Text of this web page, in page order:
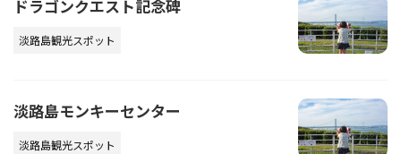
ドラゴンクエスト記念碑
淡路島観光スポット
淡路島モンキーセンター
淡路島観光スポット